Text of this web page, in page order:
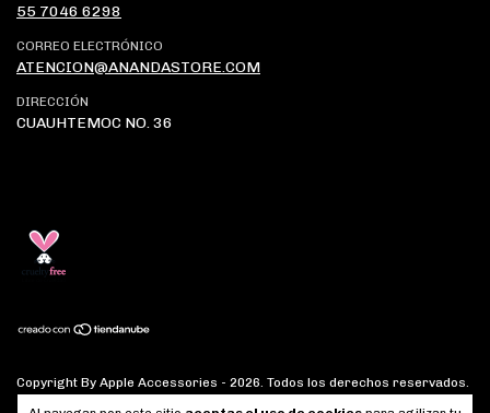
55 7046 6298
CORREO ELECTRÓNICO
ATENCION@ANANDASTORE.COM
DIRECCIÓN
CUAUHTEMOC NO. 36
Copyright By Apple Accessories - 2026. Todos los derechos reservados.